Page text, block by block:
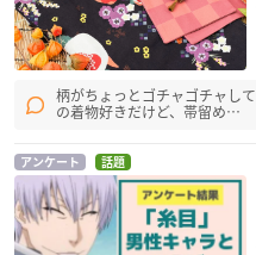
柄がちょっとゴチャゴチャし
の着物好きだけど、帯留め…
アンケート 話題